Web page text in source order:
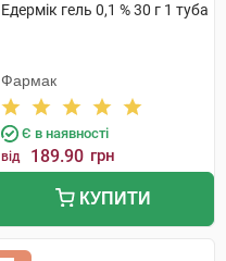
Едермік гель 0,1 % 30 г 1 туба
Фармак
Є в наявності
від 189.90 грн
КУПИТИ